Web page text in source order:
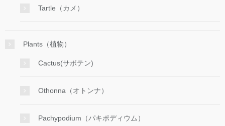
Tartle（カメ）
Plants（植物）
Cactus(サボテン)
Othonna（オトンナ）
Pachypodium（パキポディウム）